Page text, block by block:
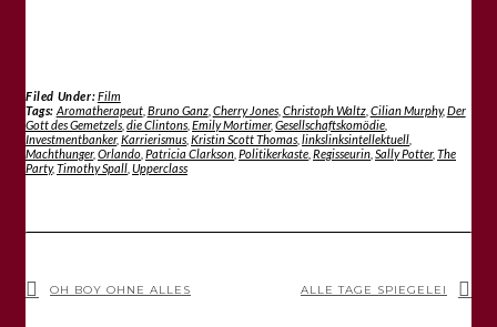
Filed Under:Film
Tags: Aromatherapeut, Bruno Ganz, Cherry Jones, Christoph Waltz, Cilian Murphy,Der
Gott des Gemetzels die Clintons Emily Mortimer, Gesellschaftskomödie
Investmentbanker, Karrierismus Kristin Scott Thomas linkslinksintellektuell
Machthunger, Orlando Patricia Clarkson Politikerkaste Regisseurin Sally Potter, The
Party,Timothy Spall Upperclass
OH BOY OHNE ALLES ALLE TAGE SPIEGELEI